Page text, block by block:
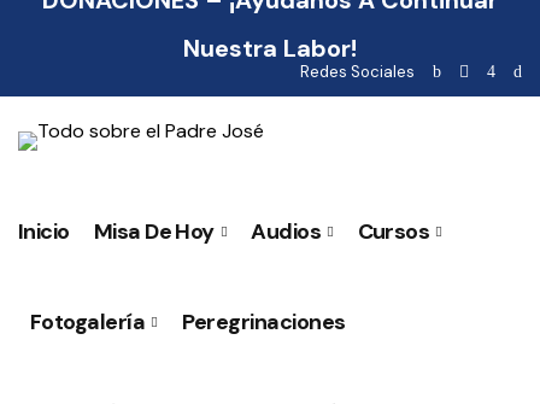
Nuestra Labor!
Redes Sociales
Inicio Misa De Hoy Audios Cursos
Fotogalería Peregrinaciones